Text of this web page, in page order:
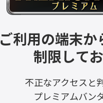
ご利用の端末か
制限して
不正なアクセスと
プレミアムバン